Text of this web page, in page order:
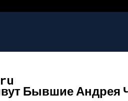
Бывшие Андрея